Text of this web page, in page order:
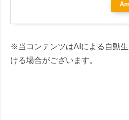
※当コンテンツはAIによる自動
ける場合がございます。